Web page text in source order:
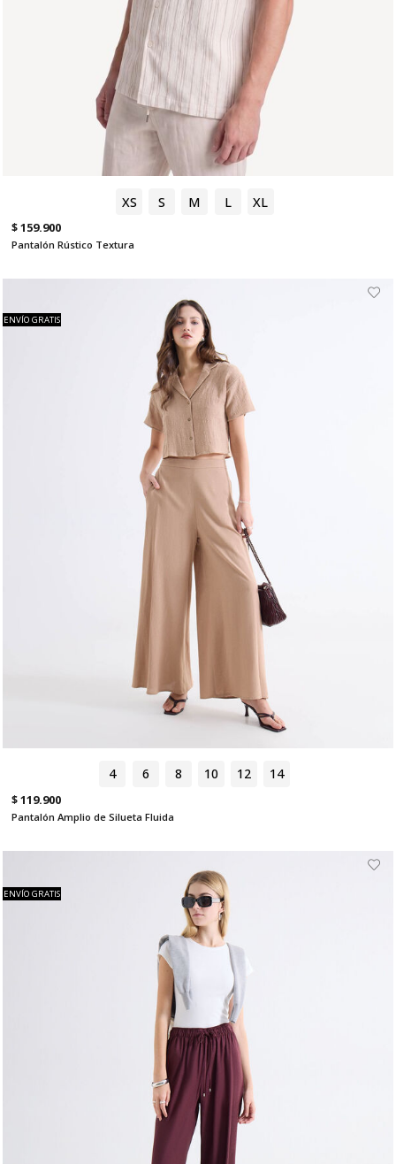
XS S M L XL
$ 159.900
Pantalón Rústico Textura
4 6 8 10 12 14
ENVÍO GRATIS
$ 119.900
Pantalón Amplio de Silueta Fluida
ENVÍO GRATIS